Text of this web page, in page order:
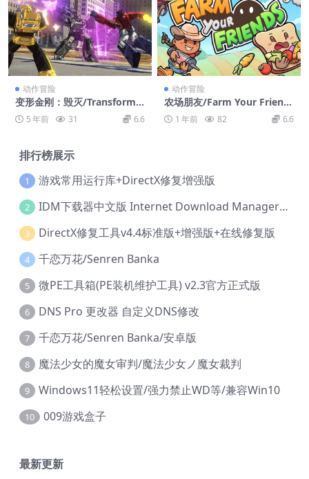
动作冒险
变形金刚：毁灭/Transforme
rs: Devastation
5 年前 31 6.6
动作冒险
农场朋友/Farm Your Friend
s 1 年前 82 6.6
排行榜展示
1 游戏常用运行库+DirectX修复增强版
2 IDM下载器中文版 Internet Download Manager v6.42.36 IDM
3 DirectX修复工具v4.4标准版+增强版+在线修复版
4 千恋万花/Senren Banka
5 微PE工具箱(PE装机维护工具) v2.3官方正式版
6 DNS Pro 更改器 自定义DNS修改
7 千恋万花/Senren Banka/安卓版
8 魔法少女的魔女审判/魔法少女ノ魔女裁判
9 Windows11轻松设置/强力禁止WD等/兼容Win10
10 009游戏盒子
最新更新